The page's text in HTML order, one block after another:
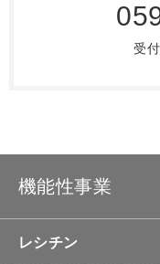
受
機能性事業
レシチン